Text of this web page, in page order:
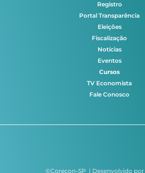
Registro
Portal Transparência
Eleições
Fiscalização
Notícias
Eventos
Cursos
TV Economista
Fale Conosco
©Corecon-SP | Desenvolvido por